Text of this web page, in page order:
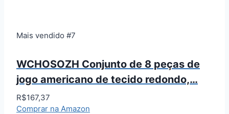
Mais vendido #7
WCHOSOZH Conjunto de 8 peças de
jogo americano de tecido redondo,…
R$167,37
Comprar na Amazon